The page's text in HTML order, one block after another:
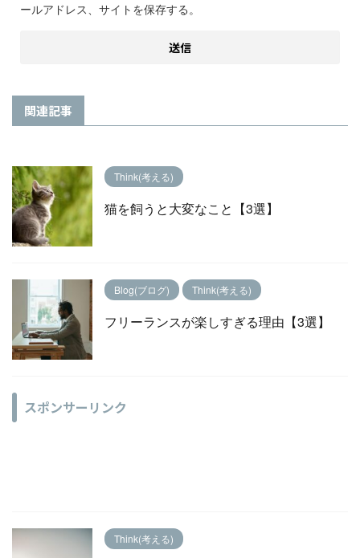
ールアドレス、サイトを保存する。
関連記事
Think(考える)
猫を飼うと大変なこと【3選】
Blog(ブログ) Think(考える)
フリーランスが楽しすぎる理由【3選】
スポンサーリンク
Think(考える)